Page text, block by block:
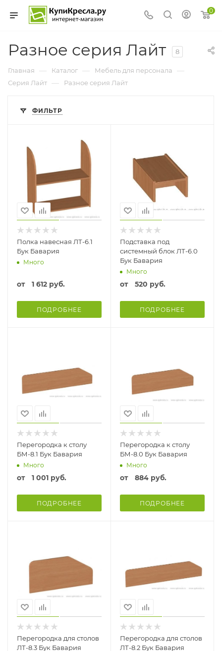
0
Разное серия Лайт 8
Главная — Каталог — Мебель для персонала —
Серия Лайт — Разное серия Лайт
ФИЛЬТР
Полка навесная ЛТ-6.1
Бук Бавария
Много
от 1 612 руб.
ПОДРОБНЕЕ
Подставка под
системный блок ЛТ-6.0
Бук Бавария
Много
от 520 руб.
ПОДРОБНЕЕ
Перегородка к столу
БМ-8.1 Бук Бавария
Много
от 1 001 руб.
ПОДРОБНЕЕ
Перегородка к столу
БМ-8.0 Бук Бавария
Много
от 884 руб.
ПОДРОБНЕЕ
Перегородка для столов
ЛТ-8.3 Бук Бавария
Перегородка для столов
ЛТ-8.2 Бук Бавария